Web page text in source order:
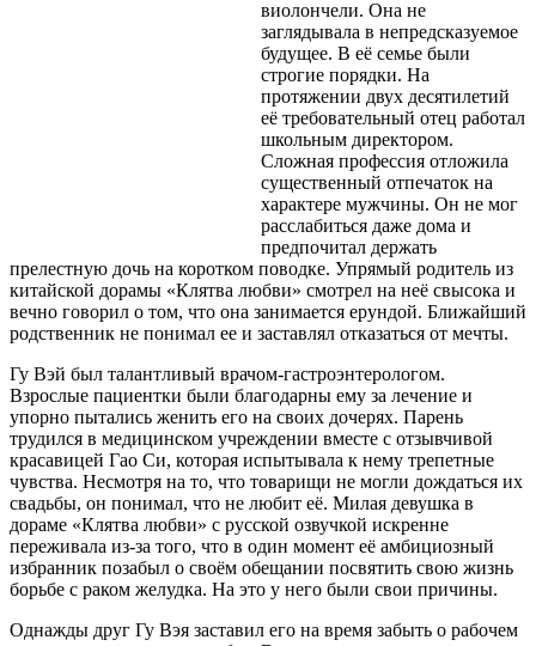
виолончели. Она не
заглядывала в непредсказуемое
будущее. В её семье были
строгие порядки. На
протяжении двух десятилетий
её требовательный отец работал
школьным директором.
Сложная профессия отложила
существенный отпечаток на
характере мужчины. Он не мог
расслабиться даже дома и
предпочитал держать
прелестную дочь на коротком поводке. Упрямый родитель из
китайской дорамы «Клятва любви» смотрел на неё свысока и
вечно говорил о том, что она занимается ерундой. Ближайший
родственник не понимал ее и заставлял отказаться от мечты.
Гу Вэй был талантливый врачом-гастроэнтерологом.
Взрослые пациентки были благодарны ему за лечение и
упорно пытались женить его на своих дочерях. Парень
трудился в медицинском учреждении вместе с отзывчивой
красавицей Гао Си, которая испытывала к нему трепетные
чувства. Несмотря на то, что товарищи не могли дождаться их
свадьбы, он понимал, что не любит её. Милая девушка в
дораме «Клятва любви» с русской озвучкой искренне
переживала из-за того, что в один момент её амбициозный
избранник позабыл о своём обещании посвятить свою жизнь
борьбе с раком желудка. На это у него были свои причины.
Однажды друг Гу Вэя заставил его на время забыть о рабочем